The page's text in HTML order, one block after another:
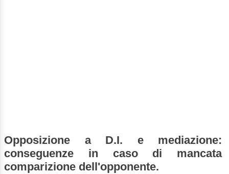
Opposizione a D.I. e mediazione:
conseguenze in caso di mancata
comparizione dell'opponente.